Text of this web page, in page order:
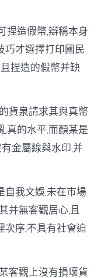
捏造假幣,辯稱本身
巧才選擇打印國民
捏造的假幣并缺
貨泉請求其與真幣
真的水平,而顏某是
金屬線與水印,并
自我文娛,未在市場
并無客觀居心,且
次序,不具有社會迫
客觀上沒有損壞貨